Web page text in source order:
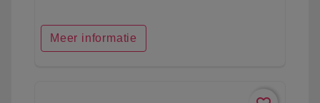
Meer informatie